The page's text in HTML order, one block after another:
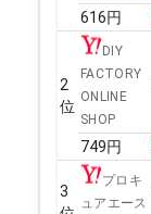
616円
2
位
DIY
FACTORY
ONLINE
SHOP
749円
3
プロキ
ュアエース